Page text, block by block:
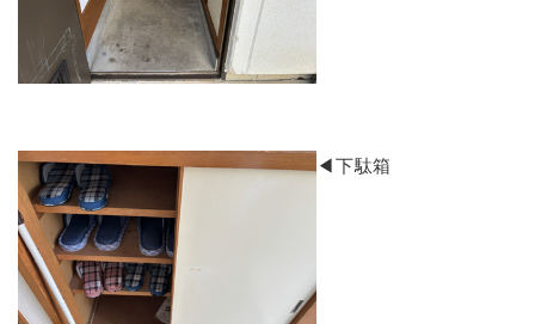
◀下駄箱